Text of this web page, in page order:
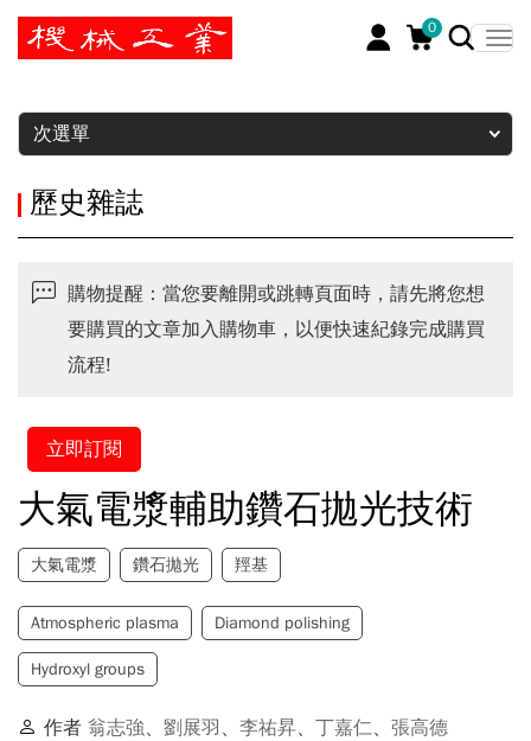
0
暫停
次選單
歷史雜誌
購物提醒：當您要離開或跳轉頁面時，請先將您想
要購買的文章加入購物車，以便快速紀錄完成購買
流程!
立即訂閱
大氣電漿輔助鑽石拋光技術
大氣電漿 鑽石拋光 羥基
Atmospheric plasma Diamond polishing
Hydroxyl groups
作者 翁志強、 劉展羽 、 李祐昇、 丁嘉仁、 張高德